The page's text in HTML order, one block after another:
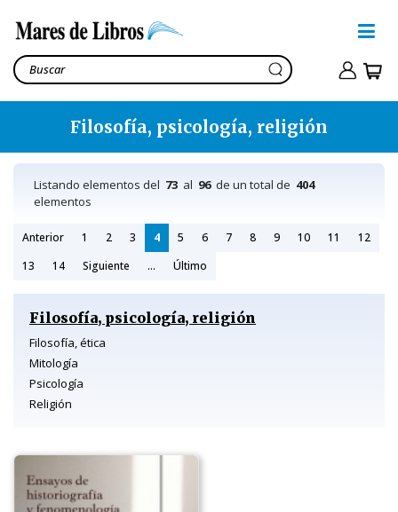
Filosofía, psicología, religión
Listando elementos del 73 al 96de un total de 404
elementos
Anterior 1 2 3 4 5 6 7 8 9 10 11
12
13
14 Siguiente ... Último
Filosofía, psicología, religión
Filosofía, ética
Mitología
Psicología
Religión